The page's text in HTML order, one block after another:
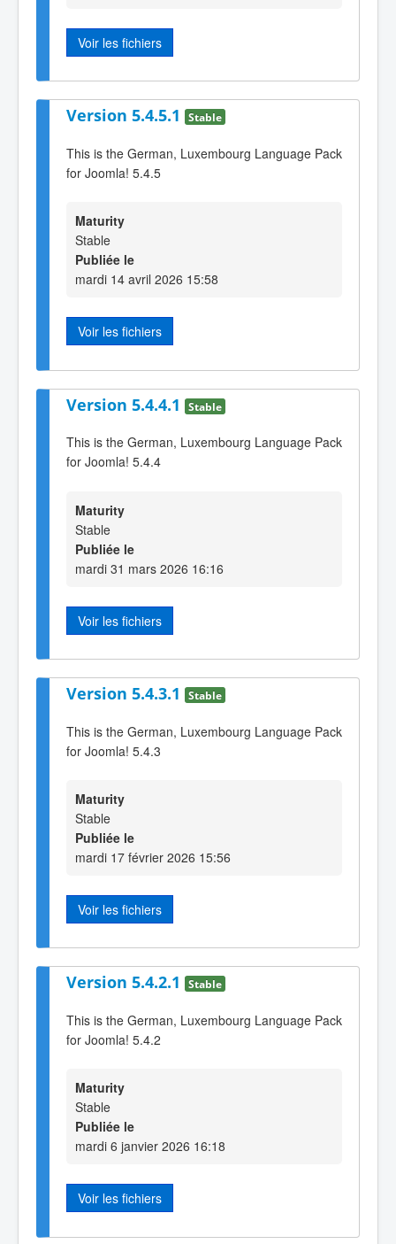
Voir les fichiers
Version 5.4.5.1 Stable
This is the German, Luxembourg Language Pack
for Joomla! 5.4.5
Maturity
Stable
Publiée le
mardi 14 avril 2026 15:58
Voir les fichiers
Version 5.4.4.1 Stable
This is the German, Luxembourg Language Pack
for Joomla! 5.4.4
Maturity
Stable
Publiée le
mardi 31 mars 2026 16:16
Voir les fichiers
Version 5.4.3.1 Stable
This is the German, Luxembourg Language Pack
for Joomla! 5.4.3
Maturity
Stable
Publiée le
mardi 17 février 2026 15:56
Voir les fichiers
Version 5.4.2.1 Stable
This is the German, Luxembourg Language Pack
for Joomla! 5.4.2
Maturity
Stable
Publiée le
mardi 6 janvier 2026 16:18
Voir les fichiers